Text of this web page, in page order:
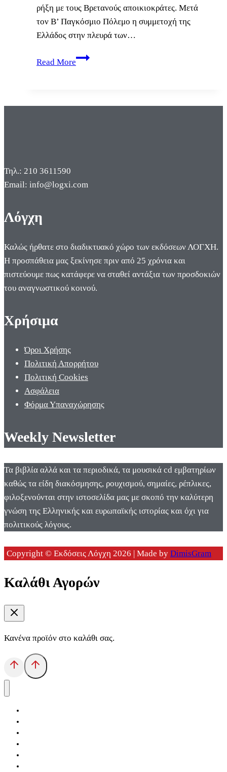
ρήξη με τους Βρετανούς αποικιοκράτες. Μετά
τον Β’ Παγκόσμιο Πόλεμο η συμμετοχή της
Ελλάδος στην πλευρά των…
Read More
1η
Τηλ.: 210 3611590
Email: info@logxi.com
Λόγχη
Καλώς ήρθατε στο διαδικτυακό χώρο των εκδόσεων ΛΟΓΧΗ.
Η προσπάθεια μας ξεκίνησε πριν από 25 χρόνια και
πιστεύουμε πως κατάφερε να σταθεί αντάξια των προσδοκιών
του αναγνωστικού κοινού.
Χρήσιμα
Όροι Χρήσης
Πολιτική Απορρήτου
Πολιτική Cookies
Ασφάλεια
Φόρμα Υπαναχώρησης
Weekly Newsletter
Τα βιβλία αλλά και τα περιοδικά, τα μουσικά cd εμβατηρίων
καθώς τα είδη διακόσμησης, ρουχισμού, σημαίες, ρέπλικες,
φιλοξενούνται στην ιστοσελίδα μας με σκοπό την καλύτερη
γνώση της Ελληνικής και ευρωπαϊκής ιστορίας και όχι για
πολιτικούς λόγους.
Copyright © Εκδόσεις Λόγχη 2026 | Made by DimisGram
Καλάθι Αγορών
Κανένα προϊόν στο καλάθι σας.